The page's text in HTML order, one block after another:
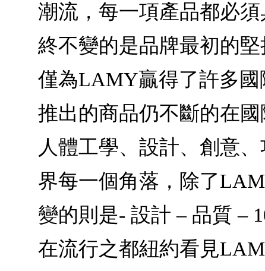
潮流，每一項產品都必
終不變的是品牌最初的
僅為LAMY贏得了許多國
推出的商品仍不斷的在
人體工學、設計、創意
界每一個角落，除了
變的則是- 設計 – 品質 –
在流行之都紐約看見